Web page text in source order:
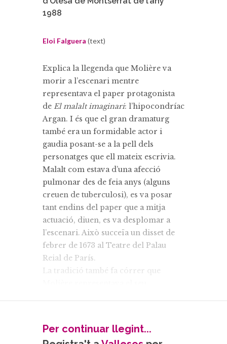
1988
Eloi Falguera (text)
Explica la llegenda que Molière va
morir a l’escenari mentre
representava el paper protagonista
de El malalt imaginari: l’hipocondríac
Argan. I és que el gran dramaturg
també era un formidable actor i
gaudia posant-se a la pell dels
personatges que ell mateix escrivia.
Malalt com estava d’una afecció
pulmonar des de feia anys (alguns
creuen de tuberculosi), es va posar
tant endins del paper que a mitja
actuació, diuen, es va desplomar a
l’escenari. Això succeïa un disset de
febrer de 1673 al Teatre del Palau
Reial de París.
La tradició també fa córrer que
l’origen del cèlebre rebuig de tots els
Per continuar llegint...